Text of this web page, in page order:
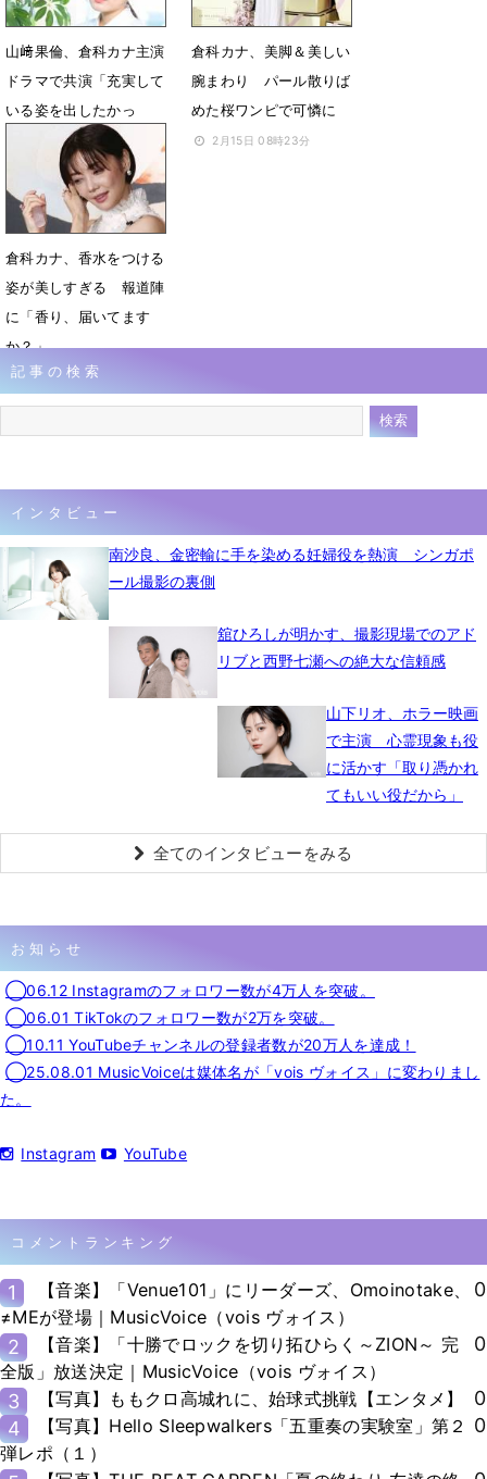
山﨑果倫、倉科カナ主演
ドラマで共演「充実して
いる姿を出したかっ
5月24日 20時00分
倉科カナ、美脚＆美しい
腕まわり パール散りば
めた桜ワンピで可憐に
2月15日 08時23分
倉科カナ、香水をつける
姿が美しすぎる 報道陣
に「香り、届いてます
か？」
2月9日 13時03分
記事の検索
インタビュー
南沙良、金密輸に手を染める妊婦役を熱演 シンガポ
ール撮影の裏側
舘ひろしが明かす、撮影現場でのアド
リブと西野七瀬への絶大な信頼感
山下リオ、ホラー映画
で主演 心霊現象も役
に活かす「取り憑かれ
てもいい役だから」
全てのインタビューをみる
お知らせ
◯06.12 Instagramのフォロワー数が4万人を突破。
◯06.01 TikTokのフォロワー数が2万を突破。
◯10.11 YouTubeチャンネルの登録者数が20万人を達成！
◯25.08.01 MusicVoiceは媒体名が「vois ヴォイス」に変わりまし
た。
Instagram YouTube
コメントランキング
1
【音楽】「Venue101」にリーダーズ、Omoinotake、
≠MEが登場｜MusicVoice（vois ヴォイス）
0
2
【音楽】「十勝でロックを切り拓ひらく～ZION～ 完
全版」放送決定｜MusicVoice（vois ヴォイス）
0
3 【写真】ももクロ高城れに、始球式挑戦【エンタメ】
0
4
【写真】Hello Sleepwalkers「五重奏の実験室」第２
弾レポ（１）
0